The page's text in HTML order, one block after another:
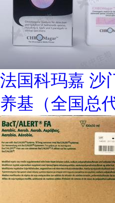
法国科玛嘉 沙
养基（全国总